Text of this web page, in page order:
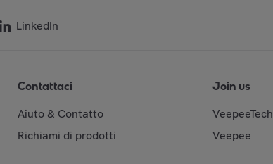
LinkedIn
Contattaci
Aiuto & Contatto
Richiami di prodotti
Join us
VeepeeTech
Veepee